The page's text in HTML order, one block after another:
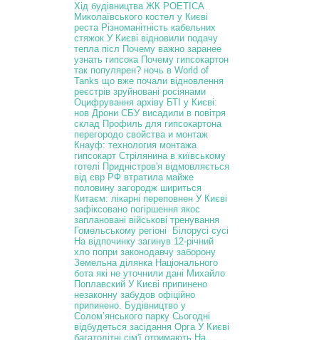
Хід будівництва ЖК POETICA
Миколаївського костел у Києві
реста Різноманітність кабельних
стяжок У Києві відновили подачу
тепла післ Почему важно заранее
узнать гипсока Почему гипсокартон
так популярен? ночь в World of
Tanks що вже почали відновлення
реєстрів зруйновані росіянами
Оцифрування архіву БТІ у Києві:
нов Дрони СБУ висадили в повітря
склад Профиль для гипсокартона
перегородо свойства и монтаж
Кнауф: технология монтажа
гипсокарт Стрілянина в київському
готелі Придністров'я відмовляється
від євр РФ втратила майже
половину загородж шириться
Китаєм: лікарні переповнен У Києві
зафіксовано погіршення якос
заплановані військові тренування
Гомельському регіоні Білорусі сусі
На відпочинку загинув 12-річний
хло попри законодавчу заборону
Земельна ділянка Національного
бота які не уточнили дані Михайло
Поплавский У Києві припинено
незаконну забудов офіційно
припинено. Будівництво у
Солом’янського парку Сьогодні
відбудеться засідання Орга У Києві
багатодітні сім'ї отримають На